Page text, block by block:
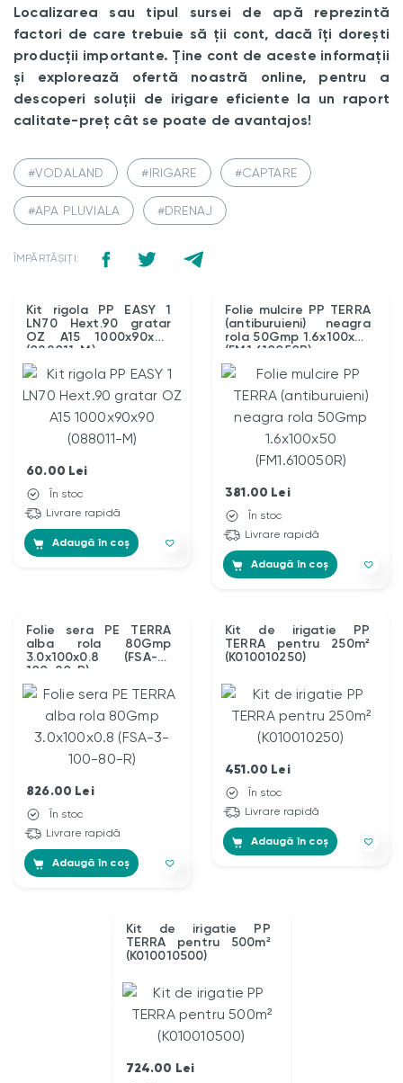
Localizarea sau tipul sursei de apă reprezintă
factori de care trebuie să ții cont, dacă îți dorești
producții importante. Ține cont de aceste informații
și explorează ofertă noastră online, pentru a
descoperi soluții de irigare eficiente la un raport
calitate-preț cât se poate de avantajos!
#VODALAND #IRIGARE #CAPTARE
#APA PLUVIALA #DRENAJ
ÎMPĂRTĂȘIȚI:
Kit rigola PP EASY 1
LN70 Hext.90 gratar
OZ A15 1000x90x90
(088011-M)
60.00 Lei
În stoc
Livrare rapidă
Adaugă în coș
Folie mulcire PP TERRA
(antiburuieni) neagra
rola 50Gmp 1.6x100x50
(FM1.610050R)
381.00 Lei
În stoc
Livrare rapidă
Adaugă în coș
Folie sera PE TERRA
alba rola 80Gmp
3.0x100x0.8 (FSA-3-
100-80-R)
826.00 Lei
În stoc
Livrare rapidă
Adaugă în coș
Kit de irigatie PP
TERRA pentru 250m²
(K010010250)
451.00 Lei
În stoc
Livrare rapidă
Adaugă în coș
Kit de irigatie PP
TERRA pentru 500m²
(K010010500)
724.00 Lei